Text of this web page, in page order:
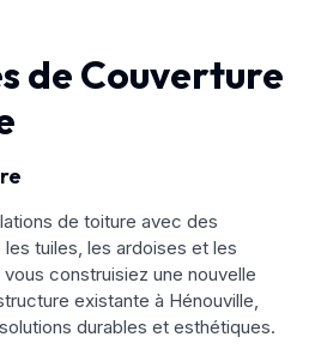
de Couverture
de toiture avec des
tuiles, les ardoises et les
construisiez une nouvelle
existante à Hénouville,
durables et esthétiques.